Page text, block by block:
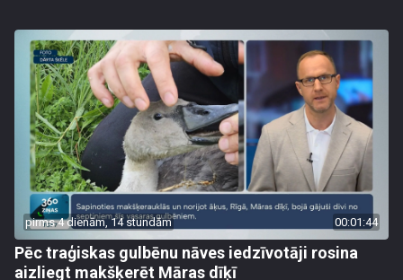
pirms 4 dienām, 14 stundām 00:01:44
Pēc traģiskas gulbēnu nāves iedzīvotāji rosina
aizliegt makšķerēt Māras dīķī